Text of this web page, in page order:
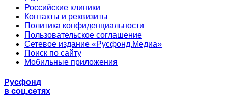
Российские клиники
Контакты и реквизиты
Политика конфиденциальности
Пользовательское соглашение
Сетевое издание «Русфонд.Медиа»
Поиск по сайту
Мобильные приложения
Русфонд
в соц.сетях